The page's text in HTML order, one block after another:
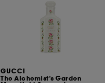
GUCCI
The Alchemist's Garden